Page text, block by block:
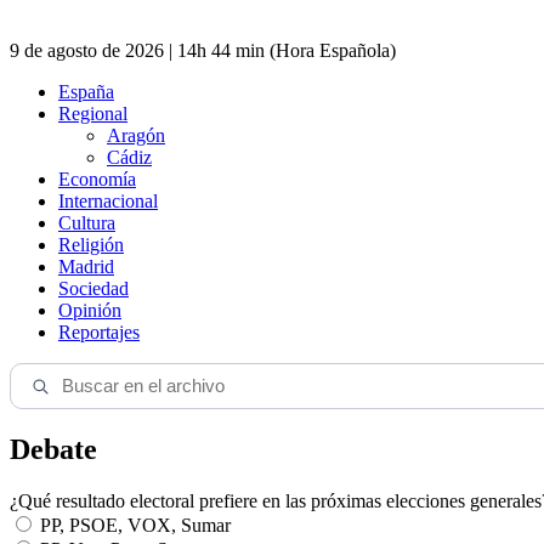
9 de agosto de 2026 | 14h 44 min (Hora Española)
España
Regional
Aragón
Cádiz
Economía
Internacional
Cultura
Religión
Madrid
Sociedad
Opinión
Reportajes
Debate
¿Qué resultado electoral prefiere en las próximas elecciones
PP, PSOE, VOX, Sumar